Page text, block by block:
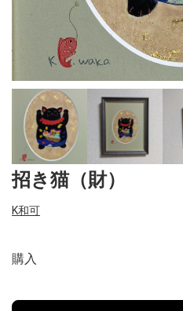
招き猫（財）
K和可
購入